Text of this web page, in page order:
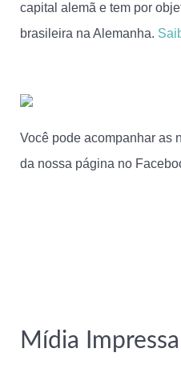
capital alemã e tem por
brasileira na Alemanha.
Você pode acompanhar as
da nossa página no
Mídia Impressa